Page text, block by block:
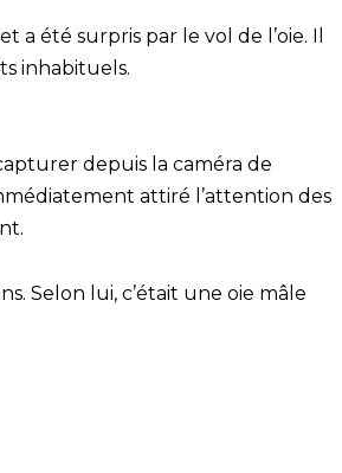
été surpris par le vol de l’oie. Il
inhabituels.
depuis la caméra de
attiré l’attention des
Selon lui, c’était une oie mâle